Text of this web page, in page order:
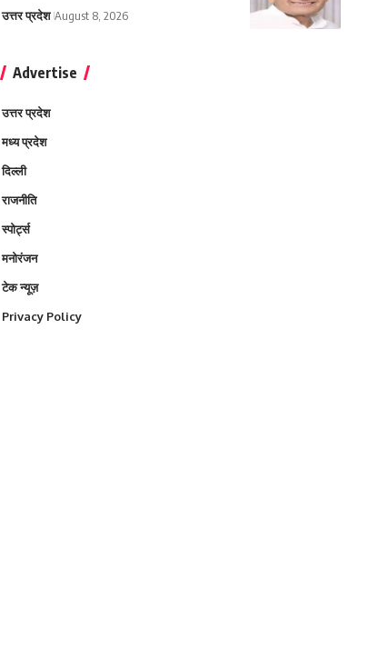
उत्तर प्रदेश August 8, 2026
Advertise
उत्तर प्रदेश
मध्य प्रदेश
दिल्ली
राजनीति
स्पोर्ट्स
मनोरंजन
टेक न्यूज़
Privacy Policy